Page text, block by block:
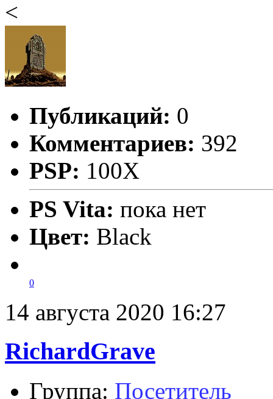
<
Публикаций: 0
Комментариев: 392
PSP: 100X
PS Vita: пока нет
Цвет: Black
0
14 августа 2020 16:27
RichardGrave
Группа: Посетитель